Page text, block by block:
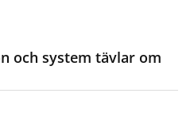
och system tävlar om